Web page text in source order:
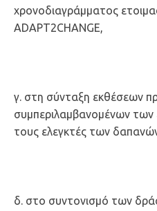
χρονοδιαγράμματος
ADAPT2CHANGE,
γ. στη σύνταξη εκθέσεων
συμπεριλαμβανομένων των
τους ελεγκτές των
δ. στο συντονισμό των